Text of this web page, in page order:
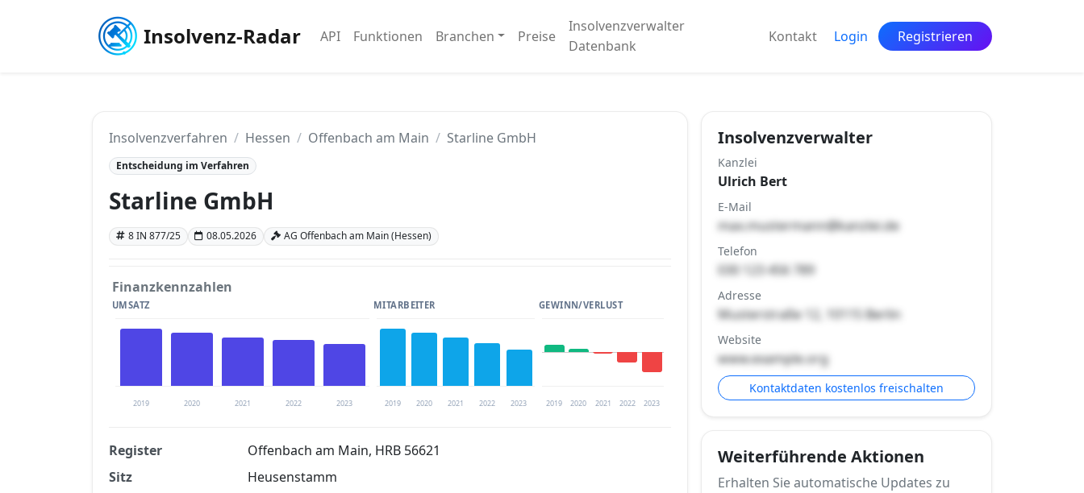
Insolvenz-Radar API Funktionen Branchen Preise
Insolvenzverwalter
Datenbank
Kontakt Login Registrieren
Insolvenzverfahren Hessen Offenbach am Main Starline GmbH
Entscheidung im Verfahren
Starline GmbH
8 IN 877/25 08.05.2026 AG Offenbach am Main (Hessen)
Finanzkennzahlen
UMSATZ
2019 2020 2021 2022 2023
MITARBEITER
2019 2020 2021 2022 2023
GEWINN/VERLUST
2019 2020 2021 2022 2023
Finanzkennzahlen nach kostenloser Registrierung verfügbar
Register
Offenbach am Main, HRB 56621
Sitz
Heusenstamm
Insolvenzverwalter
Kanzlei
Ulrich Bert
E-Mail
max.mustermann@kanzlei.de
Telefon
030 123 456 789
Adresse
Musterstraße 12, 10115 Berlin
Website
www.example.org
Kontaktdaten kostenlos freischalten
Weiterführende Aktionen
Erhalten Sie automatische Updates zu